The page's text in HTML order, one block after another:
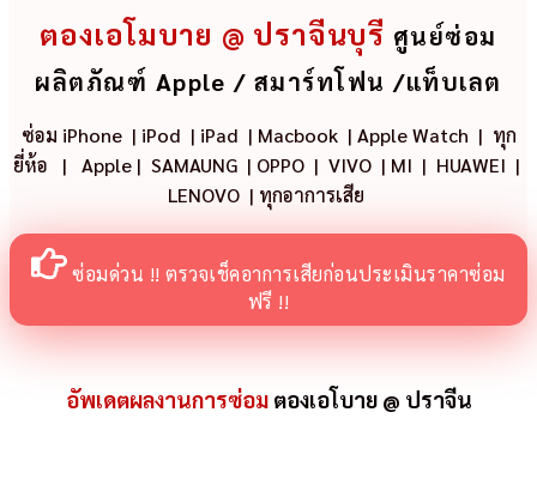
ตองเอโมบาย @ ปราจีนบุรี ศูนย์ซ่อม
ผลิตภัณฑ์ Apple / สมาร์ทโฟน /แท็บเลต
ซ่อม iPhone | iPod | iPad | Macbook | Apple Watch | ทุก
ยี่ห้อ
| Apple | SAMAUNG | OPPO | VIVO | MI | HUAWEI |
LENOVO | ทุกอาการเสีย
ซ่อมด่วน !! ตรวจเช็คอาการเสียก่อนประเมินราคาซ่อม
ฟรี !!
อัพเดตผลงานการซ่อม ตองเอโบาย @ ปราจีน